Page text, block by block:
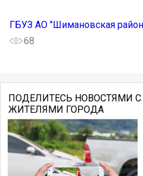
ГБУЗ АО "Шимановская
68
ПОДЕЛИТЕСЬ НОВОСТЯМИ С
ЖИТЕЛЯМИ ГОРОДА